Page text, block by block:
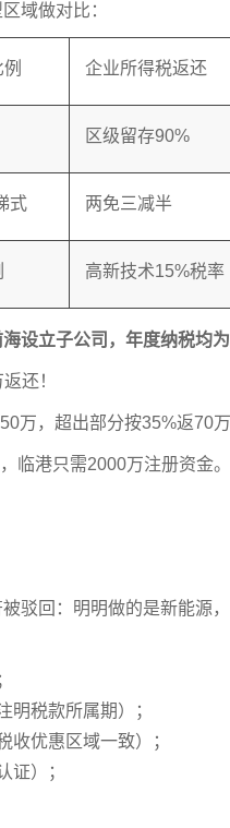
域做对比：
企业所得税返还
区级留存90%
式 两免三减半
高新技术15%税率
设立子公司，年度纳税均为
还！
万，超出部分按35%返70万
临港只需2000万注册资金。
驳回：明明做的是新能源
明税款所属期）；
收优惠区域一致）；
证）；